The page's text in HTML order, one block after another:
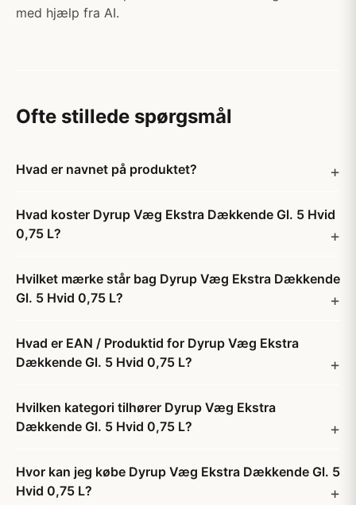
med hjælp fra AI.
Ofte stillede spørgsmål
Hvad er navnet på produktet?
Hvad koster Dyrup Væg Ekstra Dækkende Gl. 5 Hvid
0,75 L?
Hvilket mærke står bag Dyrup Væg Ekstra Dækkende
Gl. 5 Hvid 0,75 L?
Hvad er EAN / Produktid for Dyrup Væg Ekstra
Dækkende Gl. 5 Hvid 0,75 L?
Hvilken kategori tilhører Dyrup Væg Ekstra
Dækkende Gl. 5 Hvid 0,75 L?
Hvor kan jeg købe Dyrup Væg Ekstra Dækkende Gl. 5
Hvid 0,75 L?